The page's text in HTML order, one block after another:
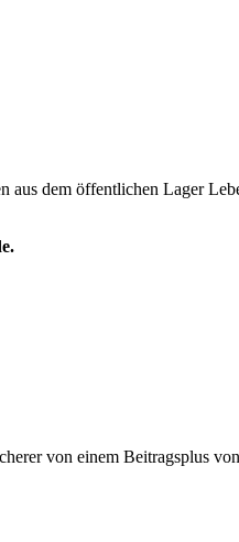
dem öffentlichen Lager
von einem Beitragsplus